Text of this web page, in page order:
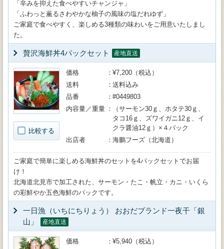
「辛みを抑えた食べやすいチャンジャ」
「ふわっと薫るさわやかな柚子の風味の塩だれゆず」
ご家庭で食べやすく、楽しめる3種類の味わいをご用意いたしまし
た。
贅沢海鮮丼4パックセット 産地直送
比較する
価格
¥7,200（税込）
送料
送料込み
品番
#0449803
内容量／重量
（サーモン30ｇ、ホタテ30ｇ、
タコ16ｇ、ズワイガニ12ｇ、イ
クラ醤油12ｇ）×４パック
出店者
海鵬フーズ（北海道）
ご家庭で簡単に楽しめる海鮮丼のセットを4パックセットでお届
け！
北海道北見市で加工された、サーモン・たこ・帆立・カニ・いくら
の彩鮮やか五色海鮮のパックです。
一日漁（いちにちりょう） おおだブランド一夜干「銀
山」
産地直送
価格
¥5,940（税込）